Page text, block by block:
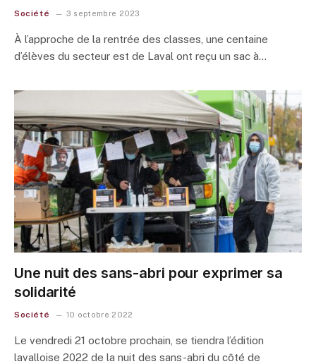
Société 3 septembre 2023
À l’approche de la rentrée des classes, une centaine
d’élèves du secteur est de Laval ont reçu un sac à…
Une nuit des sans-abri pour exprimer sa
solidarité
Société 10 octobre 2022
Le vendredi 21 octobre prochain, se tiendra l’édition
lavalloise 2022 de la nuit des sans-abri du côté de